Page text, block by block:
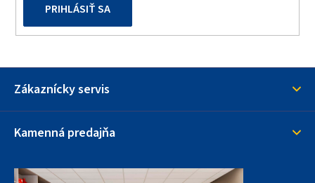
PRIHLÁSIŤ SA
Zákaznícky servis
Kamenná predajňa